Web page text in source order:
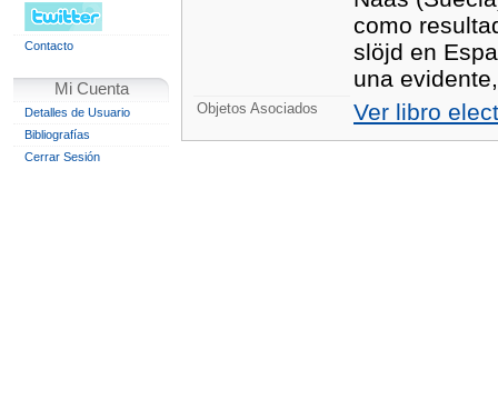
Contacto
Mi Cuenta
Detalles de Usuario
Bibliografías
Cerrar Sesión
como
slöjd en
una
Objetos Asociados Ver libro